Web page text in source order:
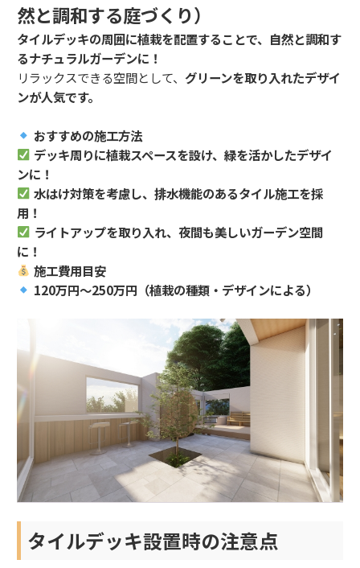
然と調和する庭づくり）
タイルデッキの周囲に植栽を配置することで、自然と調和す
るナチュラルガーデンに！
リラックスできる空間として、 グリーンを取り入れたデザイ
ンが人気です。
おすすめの施工方法
デッキ周りに植栽スペースを設け、緑を活かしたデザイ
ンに！
水はけ対策を考慮し、排水機能のあるタイル施工を採
用！
ライトアップを取り入れ、夜間も美しいガーデン空間
に！
施工費用目安
120万円～250万円（植栽の種類・デザインによる）
タイルデッキ設置時の注意点